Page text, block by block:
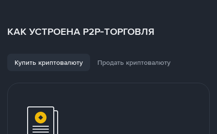
КАК УСТРОЕНА P2P-ТОРГОВЛЯ
Купить криптовалюту Продать криптовалюту